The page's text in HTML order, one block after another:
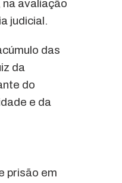
avaliação
judicial.
das
da
do
e da
prisão em